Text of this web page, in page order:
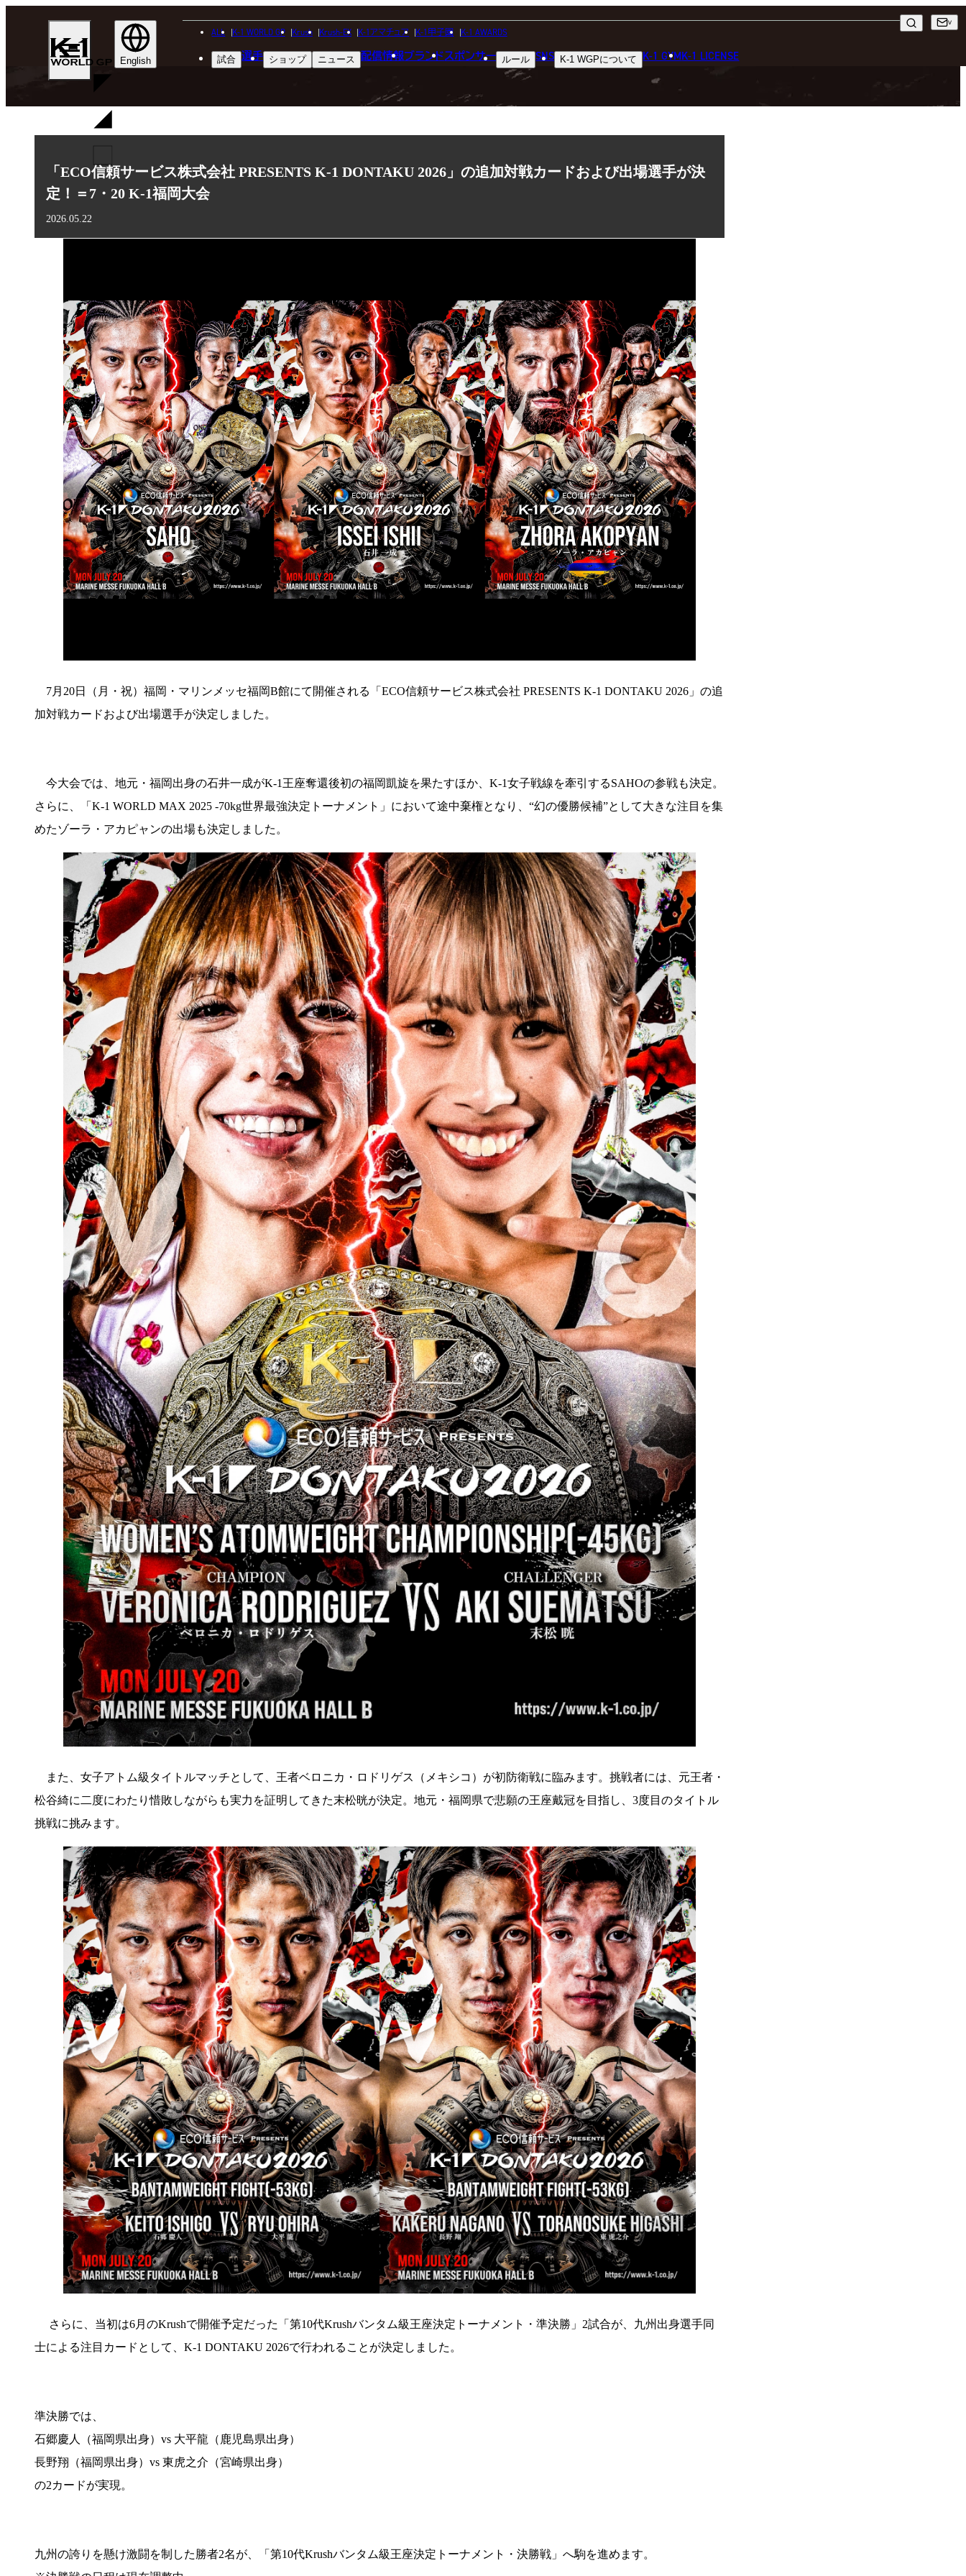
K-
1
WGP
English
ALL K-1 WORLD GP Krush Krush-EX K-1アマチュア K-1甲子園 K-1 AWARDS
試合 選手 ショップ ニュース 配信情報ブランドスポンサー ルール SNS K-1 WGPについて K-1 GYMK-1 LICENSE
試合日程
試合結果
グッズ
トピックス
チケット・グッズ
総合トップ
K-1 WGP
Krush
Krush-EX
K-1アマチュア
K-1甲子園・カレッジ
K-1 AWARDS
K-
1.SHOP
（グッ
ズ）
K-
1.SHOP
（チケッ
ト）
ギャラリー（ポスタ
ー）
ギャラリー（写真）
ギャラリー（動画）
K-1
GYM
（K-1ジ
ム）
K-
1.CLUB
（ファンクラ
ブ）
K-1 WGP公式ルー
ル
NEWS
「ECO信頼サービス株式会社 PRESENTS K-1 DONTAKU 2026」の追加対戦カードおよび出場選手が決
定！＝7・20 K-1福岡大会
2026.05.22
7月20日（月・祝）福岡・マリンメッセ福岡B館にて開催される「ECO信頼サービス株式会社 PRESENTS K-1 DONTAKU 2026」の追
加対戦カードおよび出場選手が決定しました。
今大会では、地元・福岡出身の石井一成がK-1王座奪還後初の福岡凱旋を果たすほか、K-1女子戦線を牽引するSAHOの参戦も決定。
さらに、「K-1 WORLD MAX 2025 -70kg世界最強決定トーナメント」において途中棄権となり、“幻の優勝候補”として大きな注目を集
めたゾーラ・アカピャンの出場も決定しました。
また、女子アトム級タイトルマッチとして、王者ベロニカ・ロドリゲス（メキシコ）が初防衛戦に臨みます。挑戦者には、元王者・
松谷綺に二度にわたり惜敗しながらも実力を証明してきた末松晄が決定。地元・福岡県で悲願の王座戴冠を目指し、3度目のタイトル
挑戦に挑みます。
さらに、当初は6月のKrushで開催予定だった「第10代Krushバンタム級王座決定トーナメント・準決勝」2試合が、九州出身選手同
士による注目カードとして、K-1 DONTAKU 2026で行われることが決定しました。
準決勝では、
石郷慶人（福岡県出身）vs 大平龍（鹿児島県出身）
長野翔（福岡県出身）vs 東虎之介（宮崎県出身）
の2カードが実現。
九州の誇りを懸け激闘を制した勝者2名が、「第10代Krushバンタム級王座決定トーナメント・決勝戦」へ駒を進めます。